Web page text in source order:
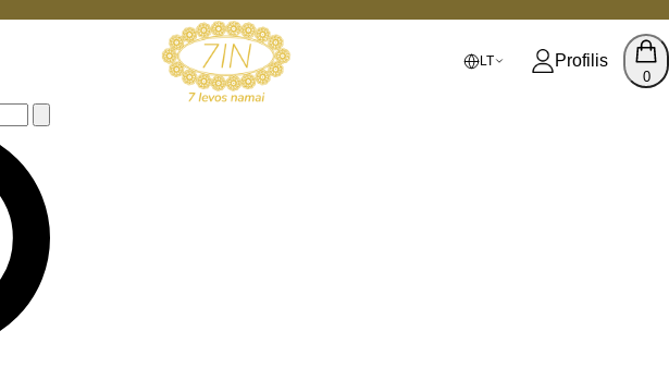
LT Profilis
0